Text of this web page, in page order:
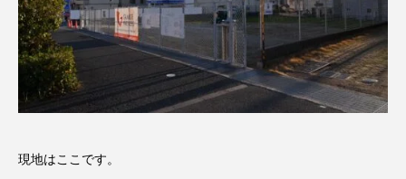
現地はここです。